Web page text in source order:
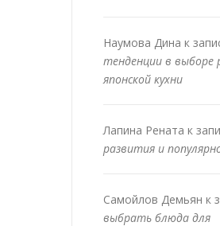
Наумова Дина к
тенденции в выборе
японской кухни
Лапина Рената к
развития и
Самойлов Демьян к
выбрать блюда для